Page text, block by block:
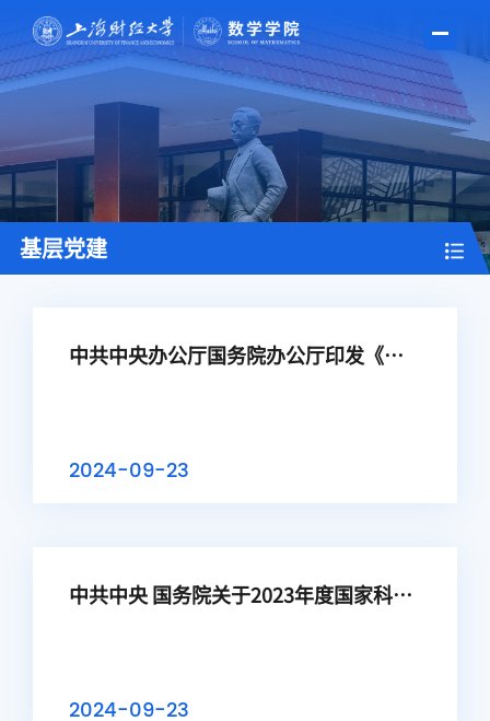
基层党建
中共中央办公厅国务院办公厅印发《关
2024-09-23
中共中央 国务院关于2023年度国家科学
2024-09-23